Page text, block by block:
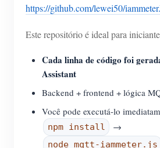
https://github.com/lewei50/
Este repositório é ideal para
Cada linha de código foi
Assistant
Backend + frontend + lógica
Você pode executá-lo
npm install →
node mqtt-iammeter.js